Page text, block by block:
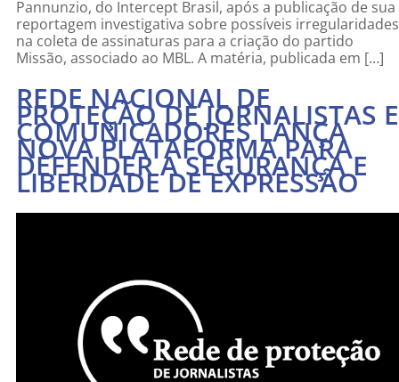
Pannunzio, do Intercept Brasil, após a publicação de sua
reportagem investigativa sobre possíveis irregularidades
na coleta de assinaturas para a criação do partido
Missão, associado ao MBL. A matéria, publicada em […]
REDE NACIONAL DE
PROTEÇÃO DE JORNALISTAS E
COMUNICADORES LANÇA
NOVA PLATAFORMA PARA
DEFENDER A SEGURANÇA E
LIBERDADE DE EXPRESSÃO